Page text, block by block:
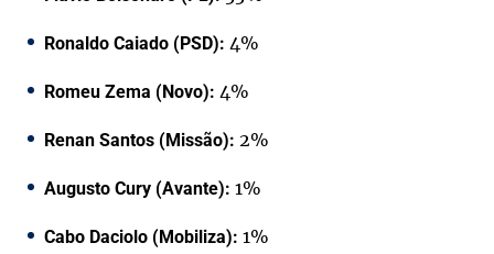
Ronaldo Caiado (PSD): 4%
Romeu Zema (Novo): 4%
Renan Santos (Missão): 2%
Augusto Cury (Avante): 1%
Cabo Daciolo (Mobiliza): 1%